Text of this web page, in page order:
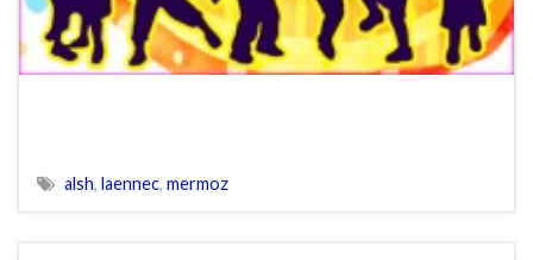
alsh, laennec, mermoz